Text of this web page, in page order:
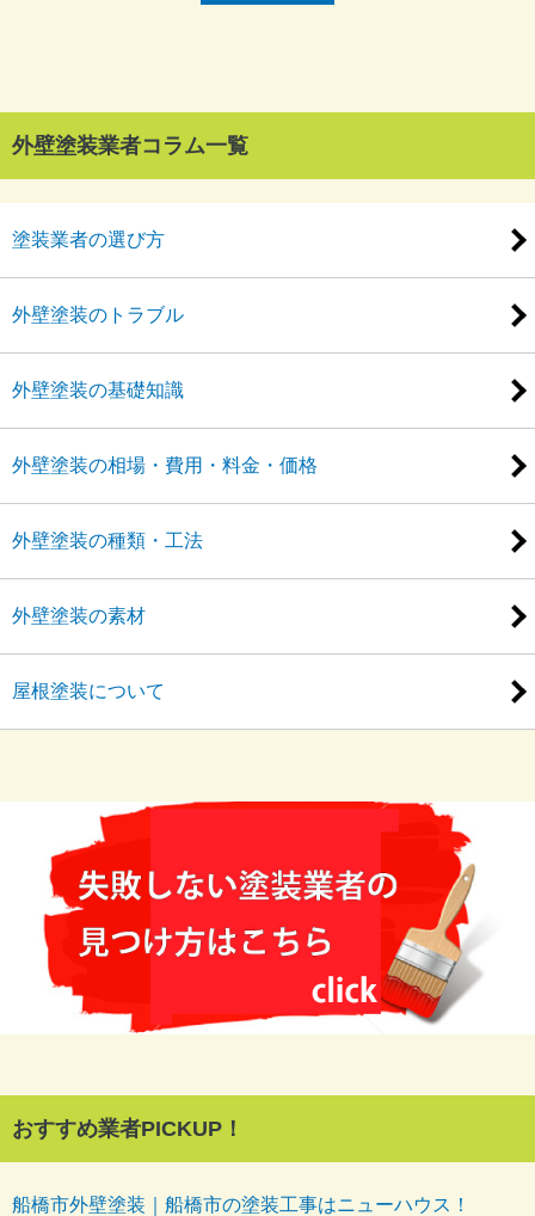
外壁塗装業者コラム一覧
塗装業者の選び方
外壁塗装のトラブル
外壁塗装の基礎知識
外壁塗装の相場・費用・料金・価格
外壁塗装の種類・工法
外壁塗装の素材
屋根塗装について
おすすめ業者PICKUP！
船橋市外壁塗装｜船橋市の塗装工事はニューハウス！